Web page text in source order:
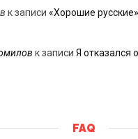
к записи «Хорошие
к записи Я отказался
FAQ